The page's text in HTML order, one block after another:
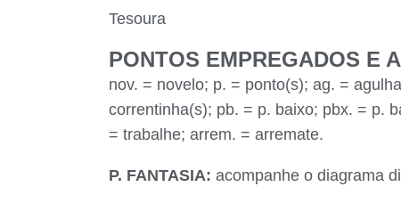
Tesoura
PONTOS EMPREGADOS E
nov. = novelo; p. = ponto(s); ag. =
correntinha(s); pb. = p. baixo; pbx. = p.
= trabalhe; arrem. = arremate.
P. FANTASIA: acompanhe o diagrama